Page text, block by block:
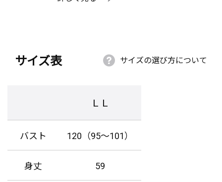
サイズ表 サイズの選び方について
ＬＬ
バスト 120（95～101）
身丈 59